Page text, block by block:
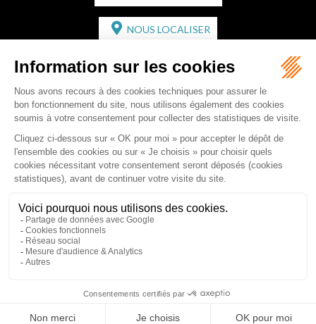
NOUS LOCALISER
CABINET SECONDAIRE
2 bis Avenue de l'Europe
33350 ST MAGNE-DE-CASTILLON
Tél :05 57 55 87 30 - Fax : 05 57 51 73 64
Email :gaucher-piola@gaucher-piola-avocat.fr
NOUS CONTACTER
NOUS LOCALISER
Honoraires Plan du site Mentions légales
Septeo Digital & Services © 2019